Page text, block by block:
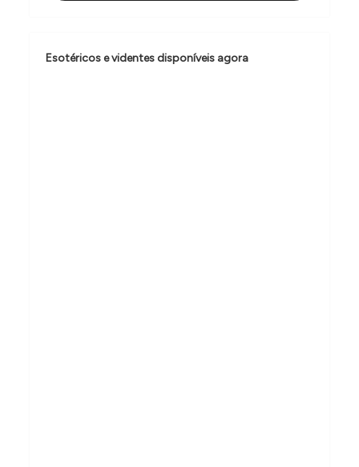
d
Esotéricos e videntes disponíveis agora